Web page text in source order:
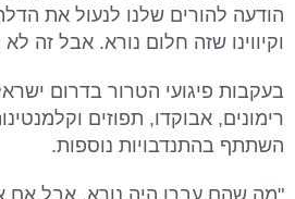
הודעה להורים שלנו לנעול את
וקיווינו שזה חלום נורא. אבל זה
בעקבות פיגועי הטרור בדרום
רימונים, אבוקדו, תפוזים
השתתף בהתנדבויות נוספות.
"מה שהם עברו היה נורא, אבל אם